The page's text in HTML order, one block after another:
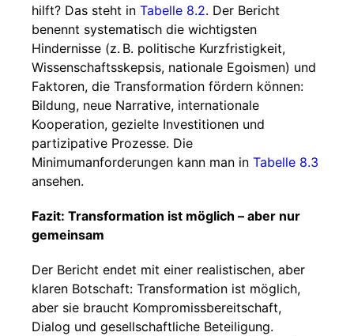
hilft? Das steht in Tabelle 8.2. Der Bericht
benennt systematisch die wichtigsten
Hindernisse (z. B. politische Kurzfristigkeit,
Wissenschaftsskepsis, nationale Egoismen) und
Faktoren, die Transformation fördern können:
Bildung, neue Narrative, internationale
Kooperation, gezielte Investitionen und
partizipative Prozesse. Die
Minimumanforderungen kann man in Tabelle 8.3
ansehen.
Fazit: Transformation ist möglich – aber nur
gemeinsam
Der Bericht endet mit einer realistischen, aber
klaren Botschaft: Transformation ist möglich,
aber sie braucht Kompromissbereitschaft,
Dialog und gesellschaftliche Beteiligung.